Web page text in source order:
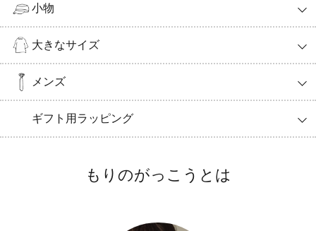
小物
大きなサイズ
メンズ
ギフト用ラッピング
もりのがっこうとは